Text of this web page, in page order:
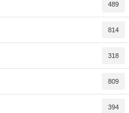
489
814
318
809
394